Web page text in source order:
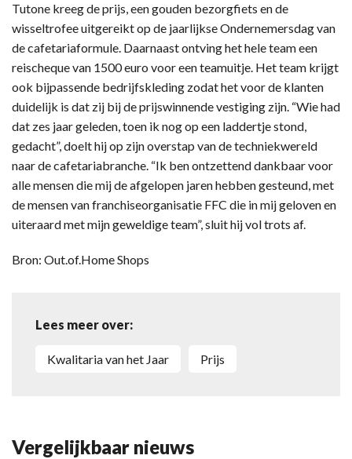
Tutone kreeg de prijs, een gouden bezorgfiets en de
wisseltrofee uitgereikt op de jaarlijkse Ondernemersdag van
de cafetariaformule. Daarnaast ontving het hele team een
reischeque van 1500 euro voor een teamuitje. Het team krijgt
ook bijpassende bedrijfskleding zodat het voor de klanten
duidelijk is dat zij bij de prijswinnende vestiging zijn. “Wie had
dat zes jaar geleden, toen ik nog op een laddertje stond,
gedacht”, doelt hij op zijn overstap van de techniekwereld
naar de cafetariabranche. “Ik ben ontzettend dankbaar voor
alle mensen die mij de afgelopen jaren hebben gesteund, met
de mensen van franchiseorganisatie FFC die in mij geloven en
uiteraard met mijn geweldige team”, sluit hij vol trots af.
Bron: Out.of.Home Shops
Lees meer over:
Kwalitaria van het Jaar prijs
Vergelijkbaar nieuws